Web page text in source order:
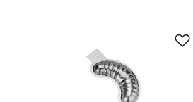
Cuocere in forno